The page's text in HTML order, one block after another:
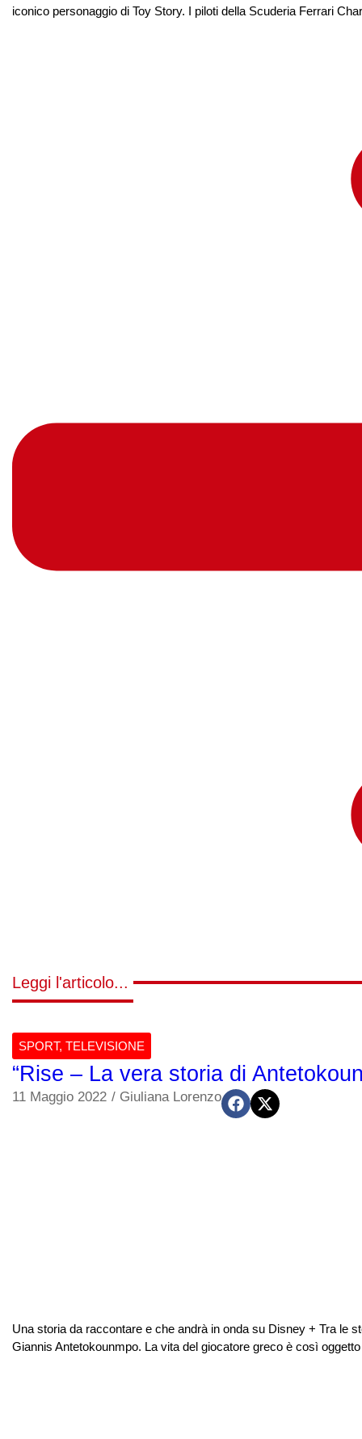
iconico personaggio di Toy Story. I piloti della Scuderia Ferrari
Leggi l'articolo...
SPORT, TELEVISIONE
“Rise – La vera storia di
11 Maggio 2022 / Giuliana Lorenzo
Una storia da raccontare e che andrà in onda su Disney + Tra le
Giannis Antetokounmpo. La vita del giocatore greco è così